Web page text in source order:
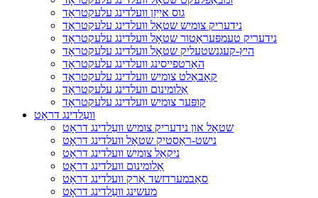
גוס אייַזן וועלדינג עלעקטראָד
נידעריק צומיש שטאָל וועלדינג עלעקטראָד
נידעריק טעמפּעראַטור שטאָל וועלדינג עלעקטראָד
היץ-קעגנשטעליק שטאָל וועלדינג עלעקטראָד
האַרטפייסינג וועלדינג עלעקטראָד
קאָבאַלט צומיש וועלדינג עלעקטראָד
אַלומינום וועלדינג עלעקטראָד
קופּער צומיש וועלדינג עלעקטראָד
וועַלדינג דראָט
שטאָל און נידעריק צומיש וועַלדינג דראָט
נישט-ראַסטיק שטאָל וועלדינג דראָט
ניקאַל צומיש וועלדינג דראָט
אַלומינום וועלדינג דראָט
סאַבמערדזשד אַרק וועלדינג דראָט
מעשינג וועַלדינג דראָט